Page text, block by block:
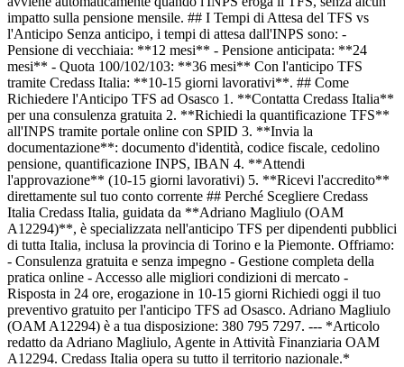
impatto sulla pensione mensile. ## I Tempi di Attesa del TFS vs
l'Anticipo Senza anticipo, i tempi di attesa dall'INPS sono: -
Pensione di vecchiaia: **12 mesi** - Pensione anticipata: **24
mesi** - Quota 100/102/103: **36 mesi** Con l'anticipo TFS
tramite Credass Italia: **10-15 giorni lavorativi**. ## Come
Richiedere l'Anticipo TFS ad Osasco 1. **Contatta Credass Italia**
per una consulenza gratuita 2. **Richiedi la quantificazione TFS**
all'INPS tramite portale online con SPID 3. **Invia la
documentazione**: documento d'identità, codice fiscale, cedolino
pensione, quantificazione INPS, IBAN 4. **Attendi
l'approvazione** (10-15 giorni lavorativi) 5. **Ricevi l'accredito**
direttamente sul tuo conto corrente ## Perché Scegliere Credass
Italia Credass Italia, guidata da **Adriano Magliulo (OAM
A12294)**, è specializzata nell'anticipo TFS per dipendenti pubblici
di tutta Italia, inclusa la provincia di Torino e la Piemonte. Offriamo:
- Consulenza gratuita e senza impegno - Gestione completa della
pratica online - Accesso alle migliori condizioni di mercato -
Risposta in 24 ore, erogazione in 10-15 giorni Richiedi oggi il tuo
preventivo gratuito per l'anticipo TFS ad Osasco. Adriano Magliulo
(OAM A12294) è a tua disposizione: 380 795 7297. --- *Articolo
redatto da Adriano Magliulo, Agente in Attività Finanziaria OAM
A12294. Credass Italia opera su tutto il territorio nazionale.*